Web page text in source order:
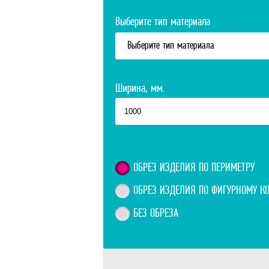
Выберите тип материала
Выберите тип материала
Ширина, мм.
ОБРЕЗ ИЗДЕЛИЯ ПО ПЕРИМЕТРУ
ОБРЕЗ ИЗДЕЛИЯ ПО ФИГУРНОМУ
БЕЗ ОБРЕЗА